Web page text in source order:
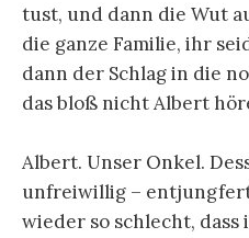
tust, und dann die Wut
die ganze Familie, ihr
dann der Schlag in die
das bloß nicht Albert
Albert. Unser Onkel.
unfreiwillig –
wieder so schlecht,